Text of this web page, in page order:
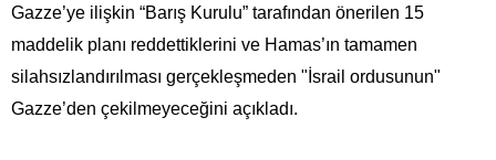
Gazze’ye ilişkin “Barış Kurulu” tarafından önerilen 15
maddelik planı reddettiklerini ve Hamas’ın tamamen
silahsızlandırılması gerçekleşmeden "İsrail ordusunun"
Gazze’den çekilmeyeceğini açıkladı.